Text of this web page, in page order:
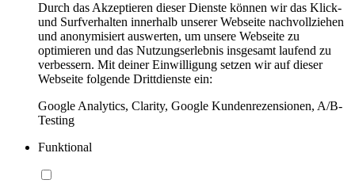
Durch das Akzeptieren dieser Dienste können wir das Klick-
und Surfverhalten innerhalb unserer Webseite nachvollziehen
und anonymisiert auswerten, um unsere Webseite zu
optimieren und das Nutzungserlebnis insgesamt laufend zu
verbessern. Mit deiner Einwilligung setzen wir auf dieser
Webseite folgende Drittdienste ein:
Google Analytics, Clarity, Google Kundenrezensionen, A/B-
Testing
Funktional